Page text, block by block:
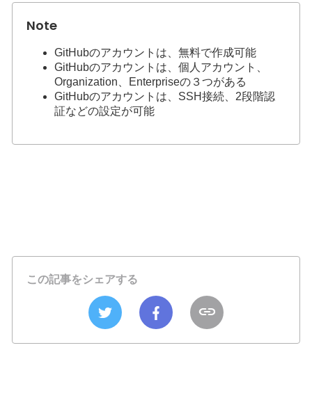
GitHubのアカウントは、無料で作成可能
GitHubのアカウントは、個人アカウント、
Organization、Enterpriseの３つがある
GitHubのアカウントは、SSH接続、2段階認
証などの設定が可能
この記事をシェアする